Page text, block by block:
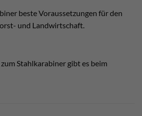
beste Voraussetzungen für den
und Landwirtschaft.
Stahlkarabiner gibt es beim